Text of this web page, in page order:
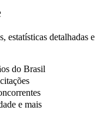
estatísticas detalhadas e
do Brasil
e mais